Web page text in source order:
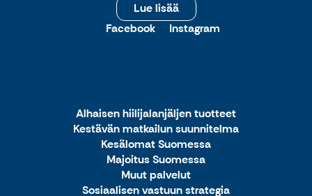
Lue lisää
Facebook
Instagram
Alhaisen hiilijalanjäljen tuotteet
Kestävän matkailun suunnitelma
Kesälomat Suomessa
Majoitus Suomessa
Muut palvelut
Sosiaalisen vastuun strategia